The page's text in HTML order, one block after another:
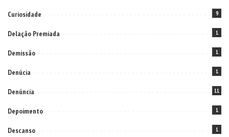
Curiosidade 9
Delação Premiada 1
Demissão 1
Denúcia 1
Denúncia 11
Depoimento 1
Descanso 1